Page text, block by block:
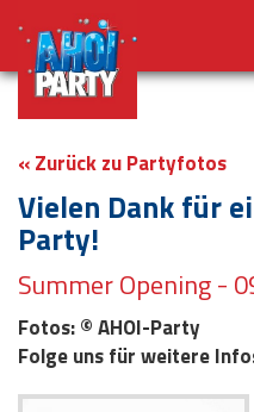
« Zurück zu Partyfotos
Vielen Dank für
Party!
Summer Opening -
Fotos: © AHOI-Party
Folge uns für weitere